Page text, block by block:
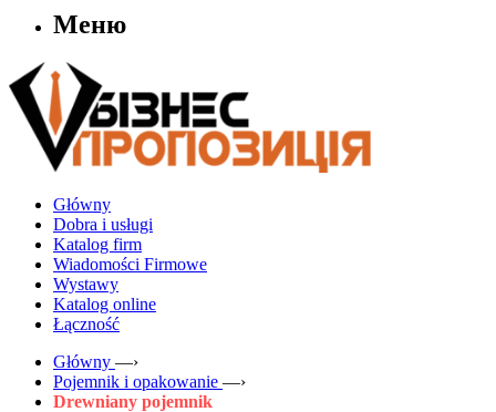
Меню
Główny
Dobra i usługi
Katalog firm
Wiadomości Firmowe
Wystawy
Katalog online
Łączność
Główny —›
Pojemnik i opakowanie —›
Drewniany pojemnik